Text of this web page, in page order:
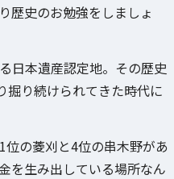
歴史のお勉強をしましょ
日本遺産認定地。その歴史
掘り続けられてきた時代に
の菱刈と4位の串木野があ
を生み出している場所なん